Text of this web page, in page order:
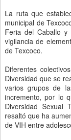
La ruta que
municipal de
Feria del Caballo
vigilancia de
de Texcoco.
Diferentes
Diversidad que se
varios grupos de
incremento, por lo
Diversidad Sexual
resaltó que ha
de VIH entre